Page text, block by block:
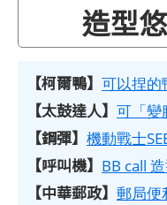
造型
【柯爾鴨】 可以捏的
【太鼓達人】 可「變
【鋼彈】 機動戰士
【呼叫機】 BB call
【中華郵政】 郵局便